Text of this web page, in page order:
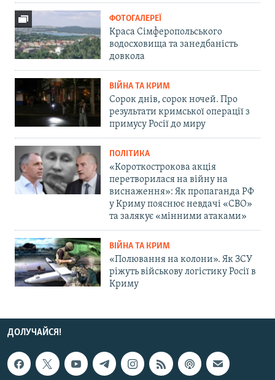
ФОТОГАЛЕРЕЇ
Краса Сімферопольського
водосховища та занедбаність
довкола
ВІЙНА ТА КРИМ
Сорок днів, сорок ночей. Про
результати кримської операції з
примусу Росії до миру
ПОЛІТИКА
«Короткострокова акція
перетворилася на війну на
виснаження»: Як пропаганда РФ
у Криму пояснює невдачі «СВО»
та залякує «мінними атаками»
ВІЙНА ТА КРИМ
«Полювання на колони». Як ЗСУ
ріжуть військову логістику Росії в
Криму
ДОЛУЧАЙСЯ!